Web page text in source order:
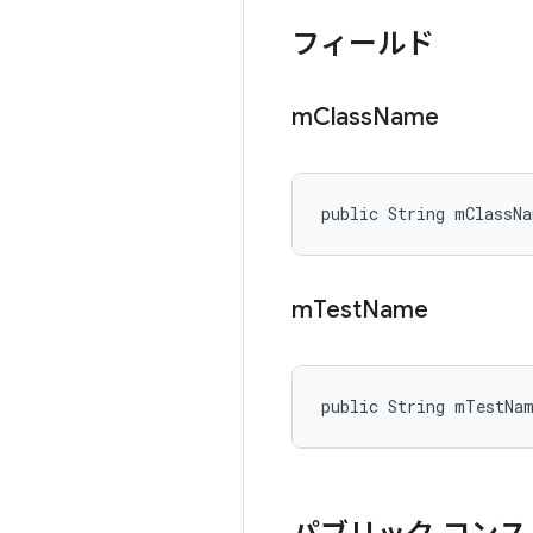
フィールド
mClassName
public String
mTestName
public String